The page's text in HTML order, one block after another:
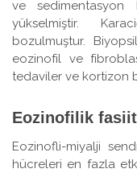
ve sedimentasyon
yükselmiştir.
bozulmuştur.
eozinofil ve
tedaviler ve kortizon
Eozinofilik fasiit
Eozinofli-miyalji
hücreleri en fazla